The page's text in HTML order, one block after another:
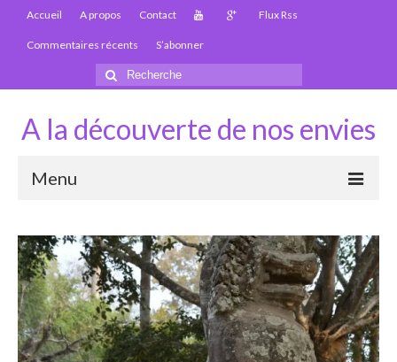
Accueil A propos Contact Flux Rss
Commentaires récents S’abonner
Rechercher
:
A la découverte de nos envies
Menu
Carte Thaïlande
Thaïlande – Infos
Paludisme en Thaïlande